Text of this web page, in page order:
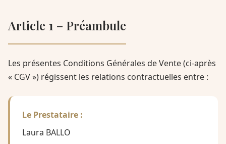
Article 1 – Préambule
Les présentes Conditions Générales de Vente (ci-après
« CGV ») régissent les relations contractuelles entre :
Le Prestataire :
Laura BALLO